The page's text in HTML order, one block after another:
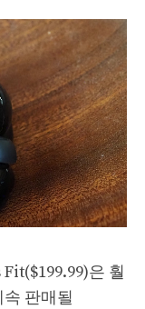
은 훨
판매될